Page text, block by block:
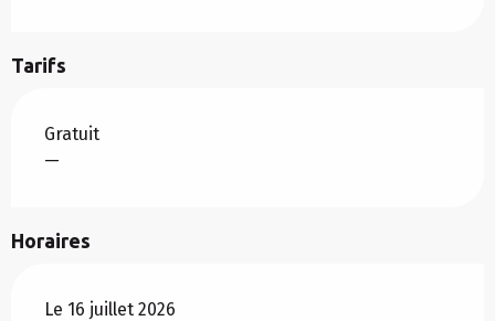
Tarifs
Gratuit
—
Horaires
Le 16 juillet 2026